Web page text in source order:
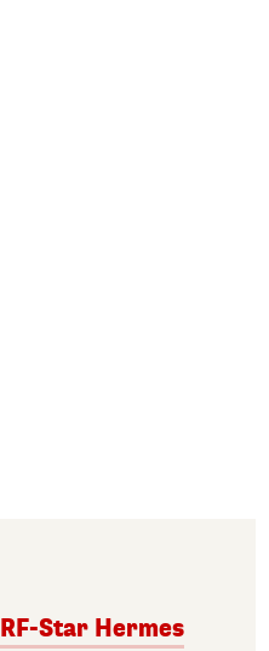
Star Hermes